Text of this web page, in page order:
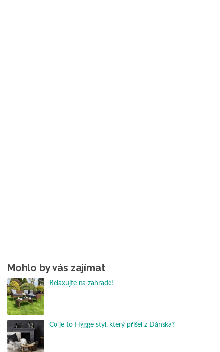
Mohlo by vás zajímat
Relaxujte na zahradě!
Co je to Hygge styl, který přišel z Dánska?